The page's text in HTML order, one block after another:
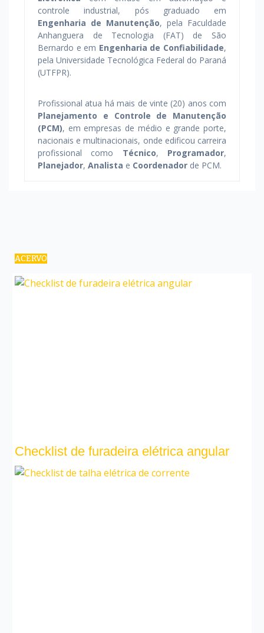
controle industrial, pós graduado em
Engenharia de Manutenção, pela Faculdade
Anhanguera de Tecnologia (FAT) de São
Bernardo e em Engenharia de Confiabilidade,
pela Universidade Tecnológica Federal do Paraná
(UTFPR).
Profissional atua há mais de vinte (20) anos com
Planejamento e Controle de Manutenção
(PCM), em empresas de médio e grande porte,
nacionais e multinacionais, onde edificou carreira
profissional como Técnico, Programador,
Planejador, Analista e Coordenador de PCM.
ACERVO
Checklist de furadeira elétrica angular